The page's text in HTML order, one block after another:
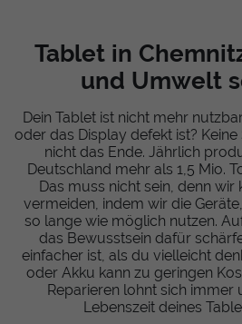
Tablet in
und Umwelt
Dein Tablet ist nicht mehr
oder das Display defekt ist?
nicht das Ende. Jährlich
Deutschland mehr als 1,5 Mio.
Das muss nicht sein, denn wir
vermeiden, indem wir die
so lange wie möglich nutzen.
das Bewusstsein dafür
einfacher ist, als du vielleicht
oder Akku kann zu geringen
Reparieren lohnt sich immer
Lebenszeit deines